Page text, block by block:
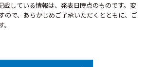
載している情報は、発表日時点のものです。変
ので、あらかじめご了承いただくとともに、ご